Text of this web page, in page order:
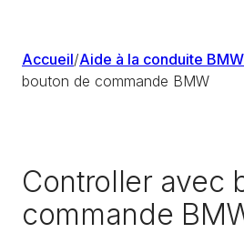
Accueil/Aide à la conduite BMW
bouton de commande BMW
Controller avec
commande